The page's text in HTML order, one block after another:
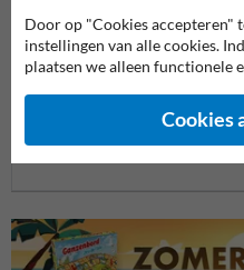
Parkeerborden elektrische
Door op "Cookies accepteren"
instellingen van alle cookies.
plaatsen we alleen functionele
Cookies